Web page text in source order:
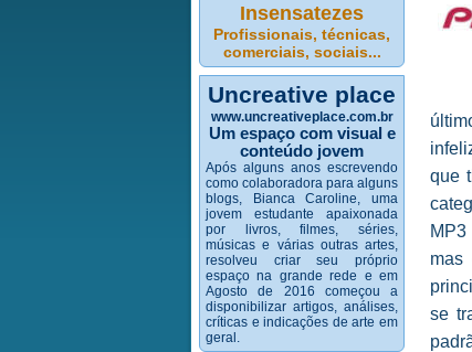
Insensatezes
Profissionais, técnicas,
comerciais, sociais...
Uncreative place
www.uncreativeplace.com.br
Um espaço com visual e
conteúdo jovem
Após alguns anos escrevendo
como colaboradora para alguns
blogs, Bianca Caroline, uma
jovem estudante apaixonada
por livros, filmes, séries,
músicas e várias outras artes,
resolveu criar seu próprio
espaço na grande rede e em
Agosto de 2016 começou a
disponibilizar artigos, análises,
críticas e indicações de arte em
geral.
que
mas
se